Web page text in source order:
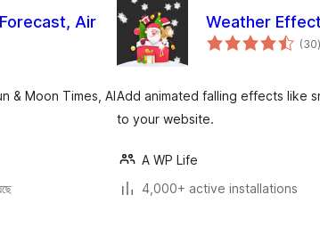
Air
& Moon Times, AI
Weather Effect
(30)
Add animated falling effects like
to your website.
A WP Life
4,000+ active installations